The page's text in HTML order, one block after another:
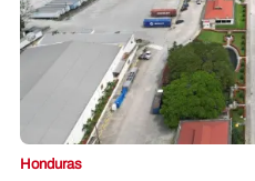
Honduras